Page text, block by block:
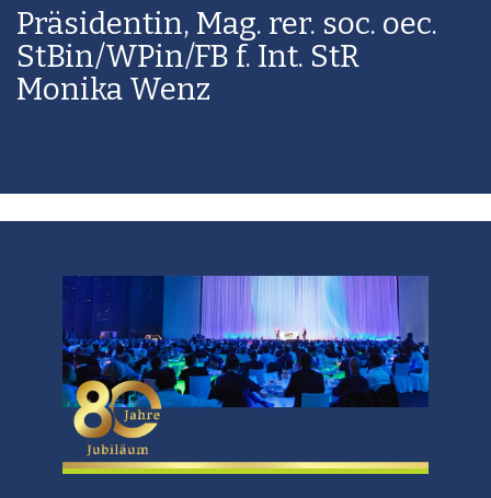
Präsidentin, Mag. rer. soc. oec.
StBin/WPin/FB f. Int. StR
Monika Wenz